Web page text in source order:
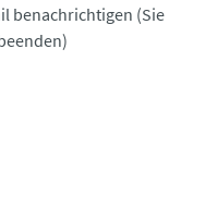
benachrichtigen (Sie